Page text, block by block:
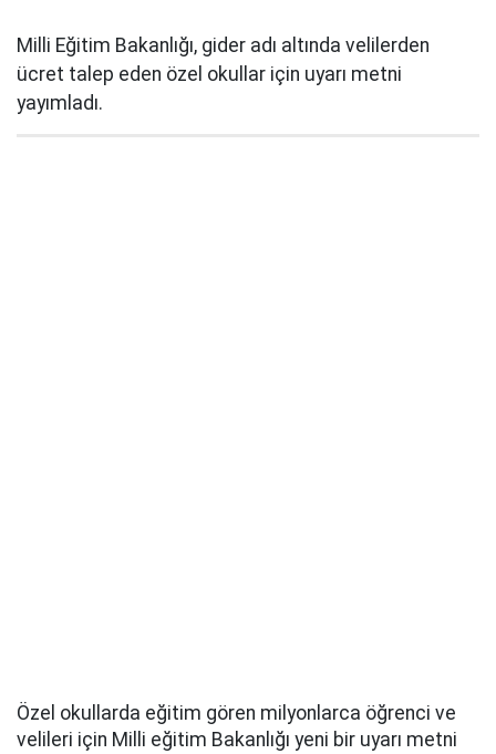
Milli Eğitim Bakanlığı, gider adı altında velilerden
ücret talep eden özel okullar için uyarı metni
yayımladı.
Özel okullarda eğitim gören milyonlarca öğrenci ve
velileri için Milli eğitim Bakanlığı yeni bir uyarı metni